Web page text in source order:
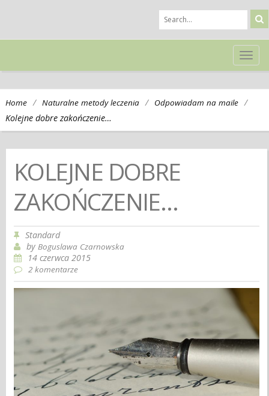
Home / Naturalne metody leczenia / Odpowiadam na maile /
Kolejne dobre zakończenie…
KOLEJNE DOBRE
ZAKOŃCZENIE…
Standard
byBoguslawa Czarnowska
14 czerwca 2015
2 komentarze